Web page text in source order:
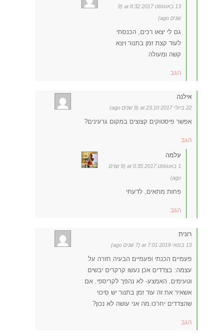
13 באוגוסט 2017 at 8:32 (9
שנים ago)
גם לי יצאו רכים, הכנסתי
לעוד קצת זמן בתנור ויצא
קשה ומעולה
הגב
אילנה
22 ביולי 2017 at 23:10 (9 שנים ago)
אפשר פיסטוקים קצוצים במקום גרעינים?
הגב
עלמה
1 באוגוסט 2017 at 0:35 (9 שנים
ago)
פחות מתאים, לדעתי
הגב
רונית
13 במאי 2019 at 7:01 (7 שנים ago)
פעמיים הכנתי ופעמיים הבעיה חזרה על
עצמה: בצדדים אכן נעשו קרקרים יבשים
וטעימים. האמצע- לא נהפך לקריספי. אם
אשאיר את זה עוד זמן בתנור יש סיכוי
שהצדדים יחרכו.מה אני עושה לא נכון?
הגב